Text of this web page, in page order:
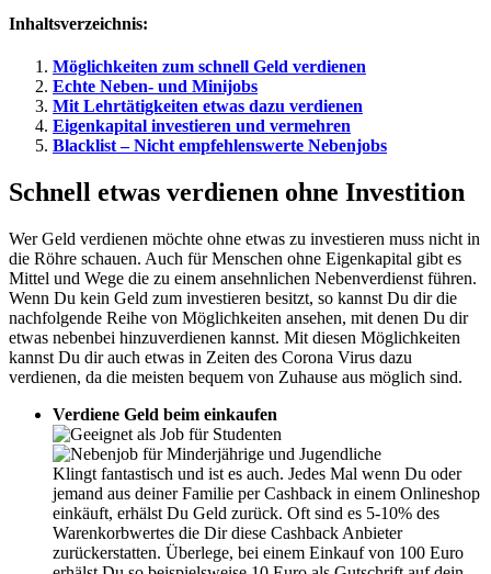
Inhaltsverzeichnis:
Möglichkeiten zum schnell Geld verdienen
Echte Neben- und Minijobs
Mit Lehrtätigkeiten etwas dazu verdienen
Eigenkapital investieren und vermehren
Blacklist – Nicht empfehlenswerte Nebenjobs
Schnell etwas verdienen ohne Investition
Wer Geld verdienen möchte ohne etwas zu investieren muss nicht in
die Röhre schauen. Auch für Menschen ohne Eigenkapital gibt es
Mittel und Wege die zu einem ansehnlichen Nebenverdienst führen.
Wenn Du kein Geld zum investieren besitzt, so kannst Du dir die
nachfolgende Reihe von Möglichkeiten ansehen, mit denen Du dir
etwas nebenbei hinzuverdienen kannst. Mit diesen Möglichkeiten
kannst Du dir auch etwas in Zeiten des Corona Virus dazu
verdienen, da die meisten bequem von Zuhause aus möglich sind.
Verdiene Geld beim einkaufen
Klingt fantastisch und ist es auch. Jedes Mal wenn Du oder
jemand aus deiner Familie per Cashback in einem Onlineshop
einkäuft, erhälst Du Geld zurück. Oft sind es 5-10% des
Warenkorbwertes die Dir diese Cashback Anbieter
zurückerstatten. Überlege, bei einem Einkauf von 100 Euro